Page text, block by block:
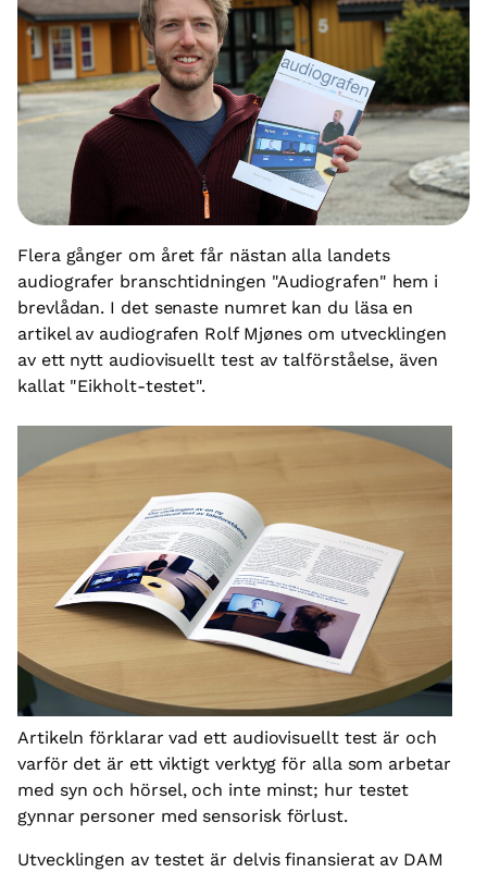
Flera gånger om året får nästan alla landets
audiografer branschtidningen "Audiografen" hem i
brevlådan. I det senaste numret kan du läsa en
artikel av audiografen Rolf Mjønes om utvecklingen
av ett nytt audiovisuellt test av talförståelse, även
kallat "Eikholt-testet".
Artikeln förklarar vad ett audiovisuellt test är och
varför det är ett viktigt verktyg för alla som arbetar
med syn och hörsel, och inte minst; hur testet
gynnar personer med sensorisk förlust.
Utvecklingen av testet är delvis finansierat av DAM